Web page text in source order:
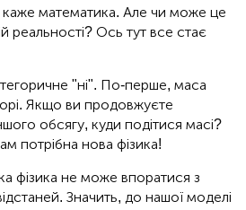
каже математика. Але чи може це
реальності? Ось тут все стає
"ні". По-перше, маса
Якщо ви продовжуєте
обсягу, куди подітися масі?
потрібна нова фізика!
фізика не може впоратися з
Значить, до нашої моделі